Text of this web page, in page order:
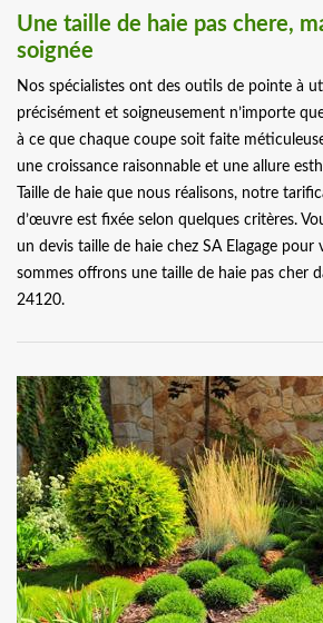
Une taille de haie pas chere,
soignée
Nos spécialistes ont des outils de pointe à
précisément et soigneusement n’importe
à ce que chaque coupe soit faite
une croissance raisonnable et une allure
Taille de haie que nous réalisons, notre
d’œuvre est fixée selon quelques critères.
un devis taille de haie chez SA Elagage pour
sommes offrons une taille de haie pas cher
24120.